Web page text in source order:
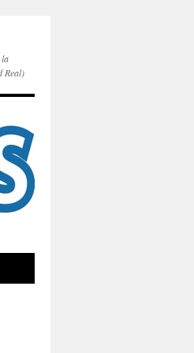
la
Real)